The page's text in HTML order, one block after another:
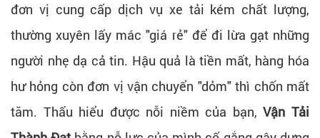
đơn vị cung cấp dịch vụ xe tải kém chất lượng,
thường xuyên lấy mác "giá rẻ" để đi lừa gạt những
người nhẹ dạ cả tin. Hậu quả là tiền mất, hàng hóa
hư hỏng còn đơn vị vận chuyển "dỏm" thì chốn mất
tăm. Thấu hiểu được nỗi niềm của bạn,Vận Tải